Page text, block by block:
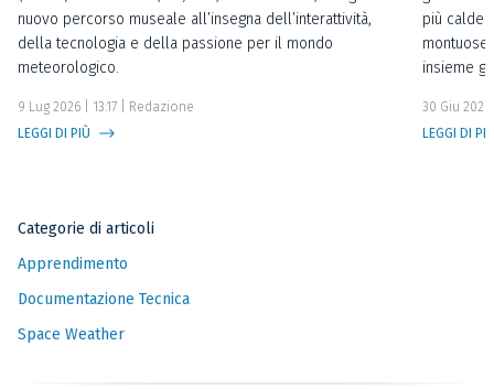
nuovo percorso museale all’insegna dell’interattività,
della tecnologia e della passione per il mondo
meteorologico.
9 Lug 2026 | 13:17 | Redazione
LEGGI DI PIÙ
più calde
insieme
30 Giu
LEGGI DI
Categorie di articoli
Apprendimento
Documentazione Tecnica
Space Weather